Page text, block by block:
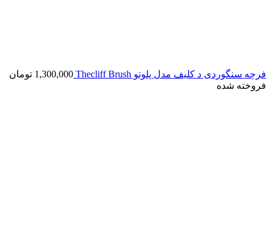
فرچه سنگوردی د کلیف مدل پلوتو Thecliff Brush 1,300,000 تومان
فروخته شده